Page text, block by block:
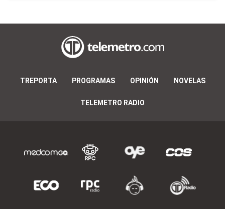
TREPORTA PROGRAMAS OPINIÓN NOVELAS
TELEMETRO RADIO